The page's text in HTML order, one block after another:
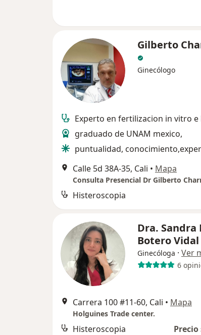
Gilberto
Ginecólogo
Experto en fertilizacion in vitro
graduado de UNAM mexico,
puntualidad,
Calle 5d 38A-35, Cali • Mapa
Consulta Presencial Dr Gilberto
Histeroscopia
Dra. Sandra
Botero Vidal
Ginecóloga · Ver
6
Carrera 100 #11-60, Cali • Mapa
Holguines Trade center.
Histeroscopia